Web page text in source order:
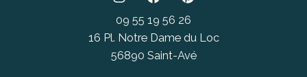
09 55 19 56 26
16 Pl. Notre Dame du Loc
56890 Saint-Avé